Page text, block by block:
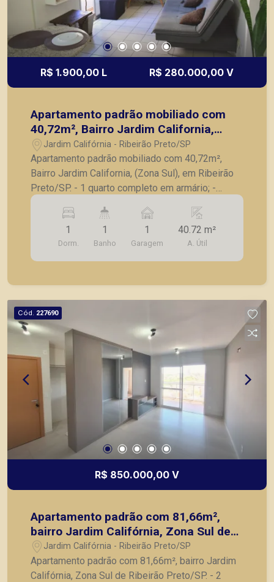
R$ 1.900,00 L R$ 280.000,00 V
Apartamento padrão mobiliado com
40,72m², Bairro Jardim California,
(Zona Sul), em Ribeirão Preto/SP.
Jardim Califórnia - Ribeirão Preto/SP
Apartamento padrão mobiliado com 40,72m²,
Bairro Jardim California, (Zona Sul), em Ribeirão
Preto/SP. - 1 quarto completo em armário; -
Banheiro social; - Sala para 2 ambientes; -
Cozinha com armário; - Lavanderia; - Sacada; - 1
vaga de garagem. A Piramid tem como objetivo
atender seus clientes com agilidade e segurança,
em locação, vendas de imóveis prontos, usados
1
Dorm.
1
Banho
1
Garagem
40.72 m²
A. Útil
Cód. 227690
R$ 850.000,00 V
Apartamento padrão com 81,66m²,
bairro Jardim Califórnia, Zona Sul de
Ribeirão Preto/SP.
Jardim Califórnia - Ribeirão Preto/SP
Apartamento padrão com 81,66m², bairro Jardim
Califórnia, Zona Sul de Ribeirão Preto/SP. - 2